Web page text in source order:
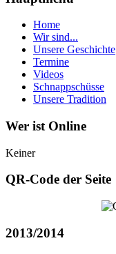
Home
Wir sind...
Unsere Geschichte
Termine
Videos
Schnappschüsse
Unsere Tradition
Wer ist Online
Keiner
QR-Code der Seite
2013/2014